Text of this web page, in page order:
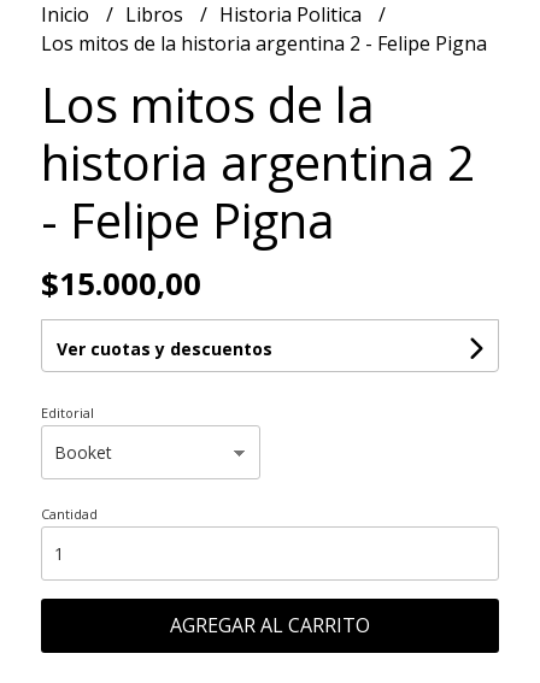
Inicio Libros
Historia Politica
Los mitos de la historia argentina 2 - Felipe Pigna
Los mitos de la
historia argentina 2
- Felipe Pigna
$15.000,00
Ver cuotas y descuentos
Editorial
Cantidad
AGREGAR AL CARRITO